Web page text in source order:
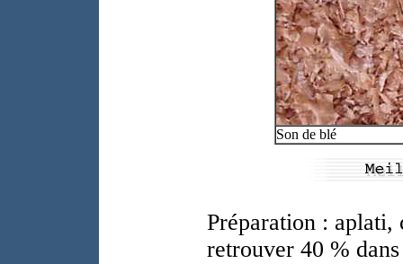
Son de blé
Préparation : aplati,
retrouver 40 %